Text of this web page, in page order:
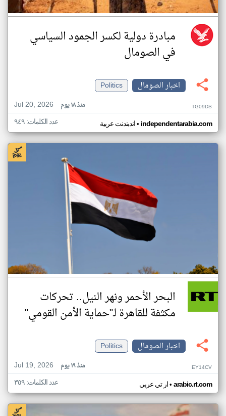
مبادرة دولية لكسر الجمود السياسي
في الصومال
اخبار الصومال
Politics
Jul 20, 2026
منذ ١٨ يوم TG09DS
اندبندنت عربية• independentarabia.com عدد الكلمات: ٩٤٩
البحر الأحمر ونهر النيل.. تحركات
مكثفة للقاهرة لـ"حماية الأمن القومي"
اخبار الصومال
Politics
Jul 19, 2026
منذ ١٩ يوم EY14CV
ار تي عربي• arabic.rt.com عدد الكلمات: ٣٥٩